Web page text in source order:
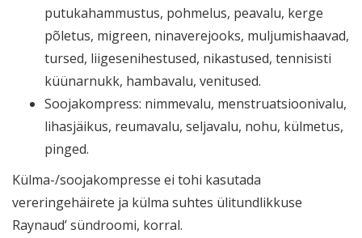
putukahammustus, pohmelus, peavalu, kerge
põletus, migreen, ninaverejooks, muljumishaavad,
tursed, liigesenihestused, nikastused, tennisisti
küünarnukk, hambavalu, venitused.
Soojakompress: nimmevalu, menstruatsioonivalu,
lihasjäikus, reumavalu, seljavalu, nohu, külmetus,
pinged.
Külma-/soojakompresse ei tohi kasutada
vereringehäirete ja külma suhtes ülitundlikkuse
Raynaud’ sündroomi, korral.